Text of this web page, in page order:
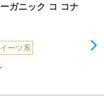
ガニック コ コナ
ーツ系